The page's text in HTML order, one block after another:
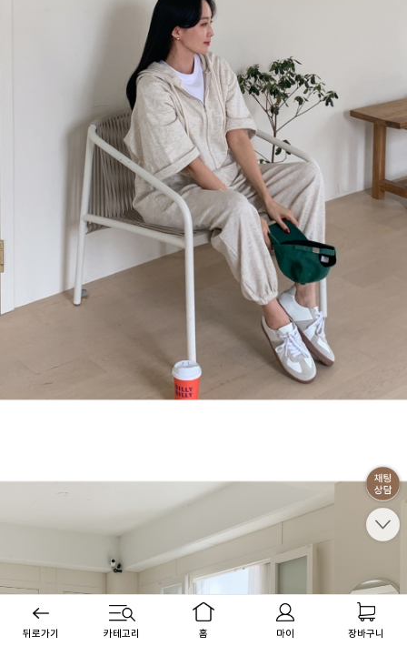
뒤로가기 카테고리 홈 마이 장바구니